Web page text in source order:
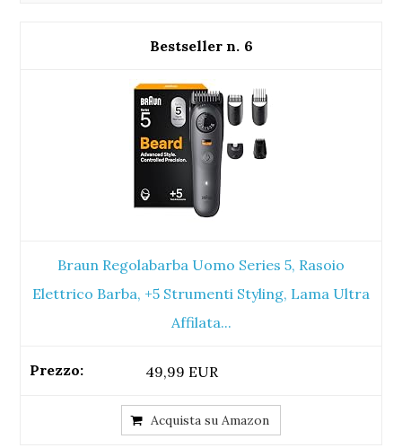
6
Braun Regolabarba Uomo Series 5, Rasoio
Elettrico Barba, +5 Strumenti Styling, Lama Ultra
Affilata...
49,99 EUR
Acquista su Amazon